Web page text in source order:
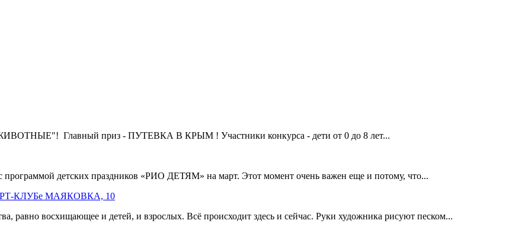
Главный приз - ПУТЕВКА В КРЫМ ! Участники конкурса - дети от 0 до 8 лет...
программой детских праздников «РИО ДЕТЯМ» на март. Этот момент очень важен еще и потому, что...
АРТ-КЛУБе МАЯКОВКА, 10
равно восхищающее и детей, и взрослых. Всё происходит здесь и сейчас. Руки художника рисуют песком...